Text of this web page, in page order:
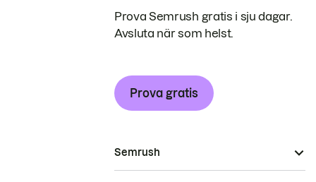
Prova Semrush gratis i sju dagar.
Avsluta när som helst.
Prova gratis
Semrush